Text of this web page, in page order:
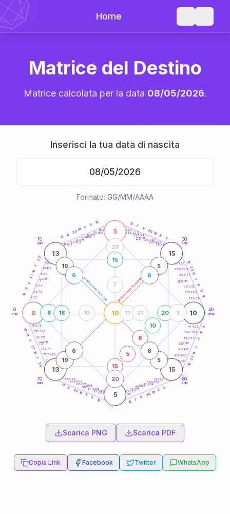
Home
Matrice del Destino
Matrice calcolata per la data 08/05/2026.
Inserisci la tua data di nascita
Formato: GG/MM/AAAA
generazione maschile generazione femminile
0
anni
10
anni
30
anni
40
anni
50
anni
60
70
anni
1-2,5
2,5-3,5
3,5-4
6-7,5
7,5-8,5
8,5-9
11-12,5
12,5-13,5
13,5-14
16-17,5
17,5-18,5
18,5-19
21-22,5
22,5-23,5
23,5-24
26-27,5
27,5-28,5
28,5-29
31-32,5
32,5-33,5
33,5-34
36-37,5
37,5-38,5
38,5-39
41-42,5
42,5-43,5
43,5-44
46-47,5
47,5-48,5
48,5-49
51-52,5
52,5-53,5
53,5-54
56-57,5
57,5-58,5
58,5-59
61-62,5
62,5-63,5
63,5-64
66-67,5
67,5-68,5
68,5-69
71-72,5
72,5-73,5
73,5-74
76-77,5
77,5-78,5
78,5-79
19
11
5
21
10
7
20
17
4
22 18 5
5
10 12 7
9
20 10 8
5
10
22
11
7
6
17
9
9
17
6
7
11
22
10
5
8
10
20
9
7
12
10
5
5
18
22
4
17
20
7
10
21
5
11
19
8
5
10
5
10
13 15
13 15
15
5
8
10
20
8
20
3
20
18
15
11 21
10
7
19
6
5
8
19
6
5
8
5anni
15 anni 25anni
35anni
45anni
55anni
65anni
75anni
Scarica PNG Scarica PDF
Copia Link Facebook Twitter WhatsApp